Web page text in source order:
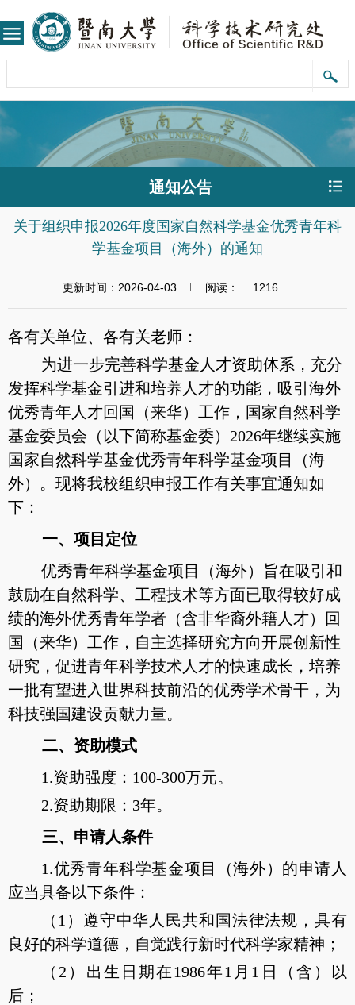
通知公告
关于组织申报2026年度国家自然科学基金优秀青年科
学基金项目（海外）的通知
更新时间：2026-04-03 阅读： 1216
各有关单位、各有关老师：
为进一步完善科学基金人才资助体系，充分
发挥科学基金引进和培养人才的功能，吸引海外
优秀青年人才回国（来华）工作，国家自然科学
基金委员会（以下简称基金委）2026年继续实施
国家自然科学基金优秀青年科学基金项目（海
外）。现将我校组织申报工作有关事宜通知如
下：
一、项目定位
优秀青年科学基金项目（海外）旨在吸引和
鼓励在自然科学、工程技术等方面已取得较好成
绩的海外优秀青年学者（含非华裔外籍人才）回
国（来华）工作，自主选择研究方向开展创新性
研究，促进青年科学技术人才的快速成长，培养
一批有望进入世界科技前沿的优秀学术骨干，为
科技强国建设贡献力量。
二、资助模式
1.资助强度：100-300万元。
2.资助期限：3年。
三、申请人条件
1.优秀青年科学基金项目（海外）的申请人
应当具备以下条件：
（1）遵守中华人民共和国法律法规，具有
良好的科学道德，自觉践行新时代科学家精神；
（2）出生日期在1986年1月1日（含）以
后；